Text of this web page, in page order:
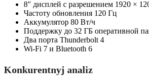
8″ дисплей с разрешением 1920 ×
Частоту обновления 120 Гц
Аккумулятор 80 Вт/ч
Поддержку до 32 ГБ оперативной
Два порта Thunderbolt 4
Wi-Fi 7 и Bluetooth 6
Konkurentnyj analiz